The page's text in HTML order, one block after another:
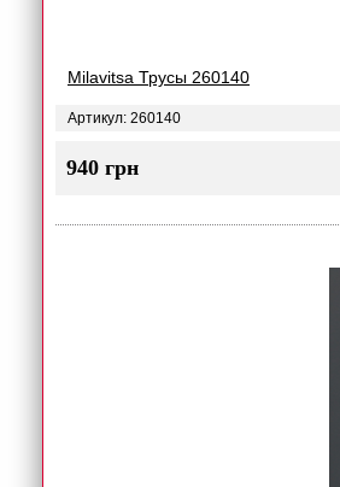
Milavitsa Трусы 260140
Артикул: 260140
940 грн